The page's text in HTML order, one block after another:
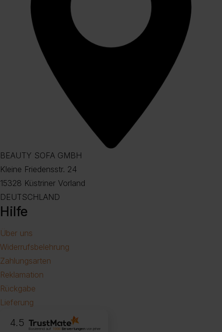
BEAUTY SOFA GMBH
Kleine Friedensstr. 24
15328 Küstriner Vorland
DEUTSCHLAND
Hilfe
Über uns
Widerrufsbelehrung
Zahlungsarten
Reklamation
Rückgabe
Lieferung
4.5
Basierend auf 1998Bewertungen von jeher